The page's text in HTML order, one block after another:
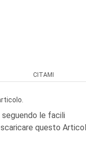
CITAMI
le facili
questo